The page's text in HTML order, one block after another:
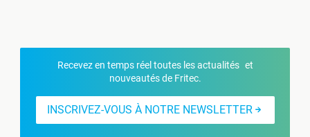
Recevez en temps réel toutes les actualités et
nouveautés de Fritec.
INSCRIVEZ-VOUS À NOTRE NEWSLETTER